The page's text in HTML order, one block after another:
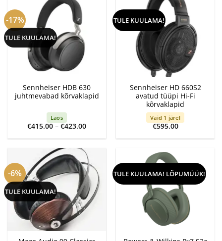
-17%
TULE KUULAMA!
Sennheiser HDB 630
juhtmevabad kõrvaklapid
Laos
€415.00 – €423.00Price
€415.00
€423.00
TULE KUULAMA!
Sennheiser HD 660S2
avatud tüüpi Hi-Fi
kõrvaklapid
Vaid 1 järel
€595.00
-6%
TULE KUULAMA!
TULE KUULAMA! LÕPUMÜÜK!